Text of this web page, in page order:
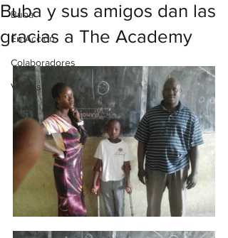
Buba
En Acción
Colaboradores
Videos
Buba y sus amigos dan las
gracias a The Academy